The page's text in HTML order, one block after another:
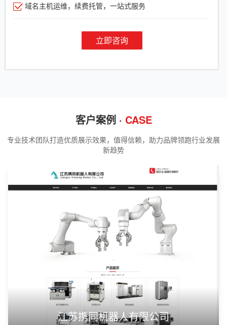
域名主机运维，续费托管，一站式服务
立即咨询
客户案例 · CASE
专业技术团队打造优质展示效果，值得信赖，助力品牌领跑行业发展
新趋势
江苏携同机器人有限公司